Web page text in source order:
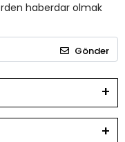
haberdar olmak
Gönder